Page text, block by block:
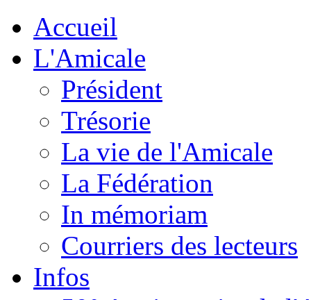
Accueil
L'Amicale
Président
Trésorie
La vie de l'Amicale
La Fédération
In mémoriam
Courriers des lecteurs
Infos